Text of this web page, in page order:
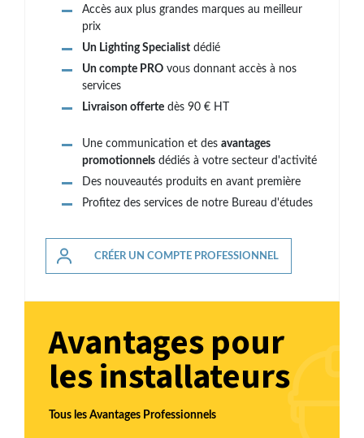
Accès aux plus grandes marques au meilleur
prix
Un Lighting Specialist dédié
Un compte PRO vous donnant accès à nos
services
Livraison offerte dès 90 € HT
Une communication et des avantages
promotionnels dédiés à votre secteur d'activité
Des nouveautés produits en avant première
Profitez des services de notre Bureau d'études
CRÉER UN COMPTE PROFESSIONNEL
Avantages pour
les installateurs
Tous les Avantages Professionnels